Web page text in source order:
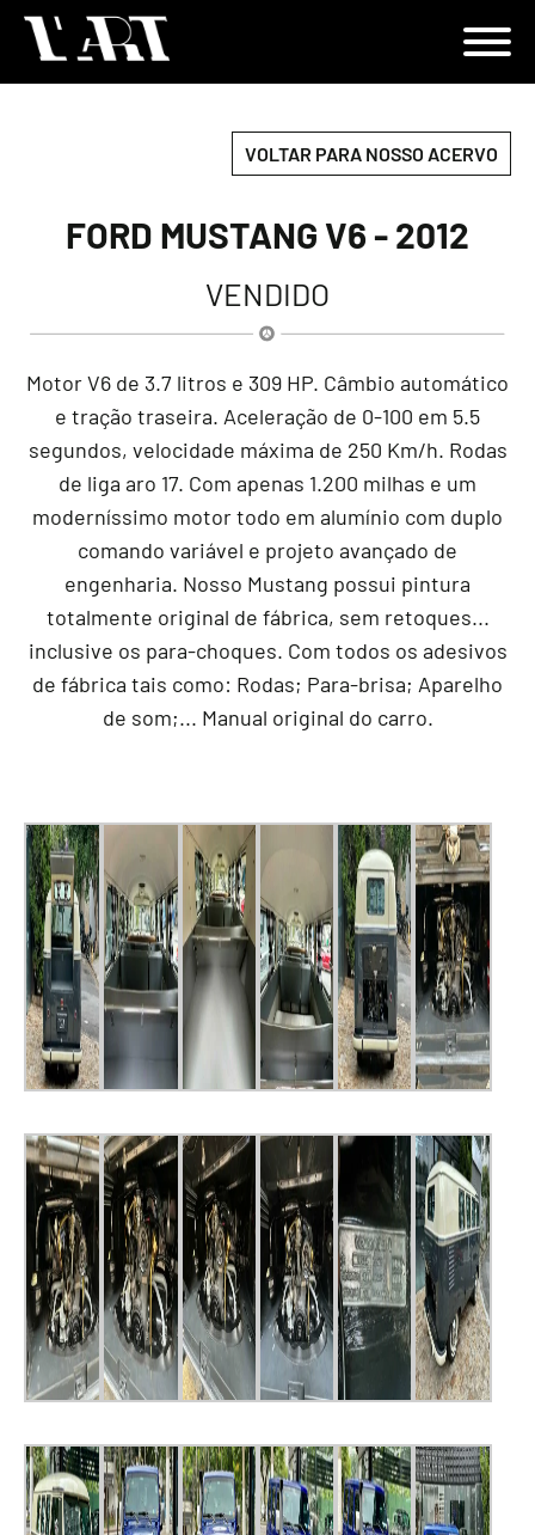
VOLTAR PARA NOSSO ACERVO
FORD MUSTANG V6 - 2012
VENDIDO
Motor V6 de 3.7 litros e 309 HP. Câmbio automático
e tração traseira. Aceleração de 0-100 em 5.5
segundos, velocidade máxima de 250 Km/h. Rodas
de liga aro 17. Com apenas 1.200 milhas e um
moderníssimo motor todo em alumínio com duplo
comando variável e projeto avançado de
engenharia. Nosso Mustang possui pintura
totalmente original de fábrica, sem retoques...
inclusive os para-choques. Com todos os adesivos
de fábrica tais como: Rodas; Para-brisa; Aparelho
de som;... Manual original do carro.